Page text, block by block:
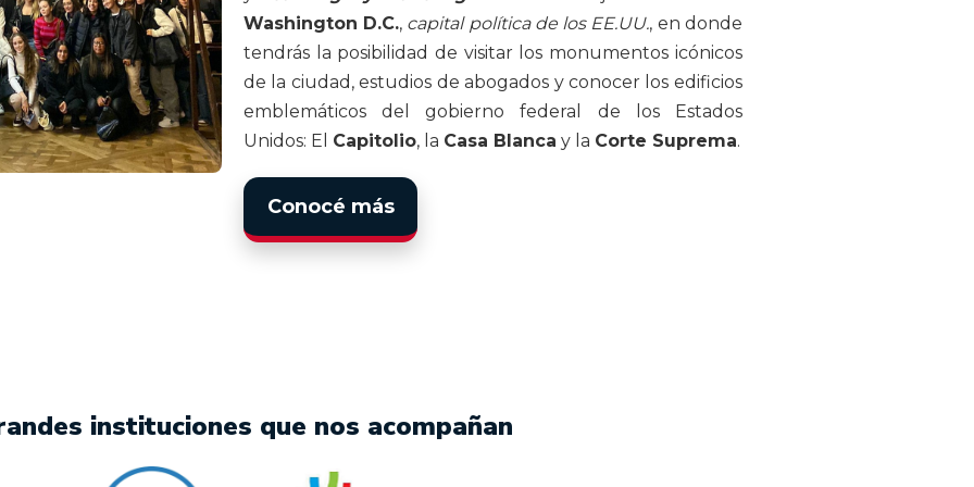
Washington D.C., capital política de los EE.UU., en donde
tendrás la posibilidad de visitar los monumentos icónicos
de la ciudad, estudios de abogados y conocer los edificios
emblemáticos del gobierno federal de los Estados
Unidos: El Capitolio, la Casa Blanca y la Corte Suprema.
Conocé más
instituciones que nos acompañan